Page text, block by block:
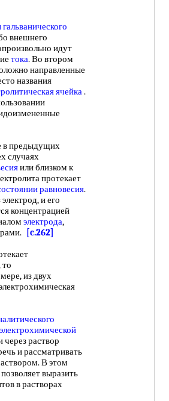
внешнего
идут
тока. Во втором
направленные
названия
ячейка.
в предыдущих
случаях
или близком к
протекает
равновесия.
и его
концентрацией
электрода,
[c.262]
из двух
электрохимической
раствор
и рассматривать
В этом
позволяет выразить
в растворах